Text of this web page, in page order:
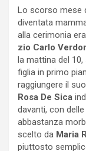
Lo scorso mese
diventata
alla cerimonia
zio Carlo
la mattina del
figlia in primo
raggiungere il
Rosa De Sica
davanti, con
abbastanza
scelto da Maria
piuttosto